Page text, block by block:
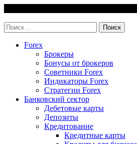
content
Найти:
Forex
Брокеры
Бонусы от брокеров
Советники Forex
Индикаторы Forex
Стратегии Forex
Банковский сектор
Дебетовые карты
Депозиты
Кредитование
Кредитные карты